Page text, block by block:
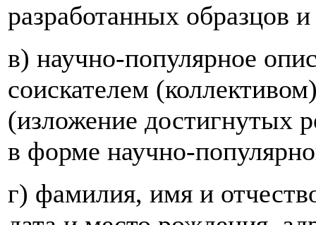
разработанных образцов
в) научно-популярное
соискателем
(изложение достигнутых
в форме научно-
г) фамилия, имя и